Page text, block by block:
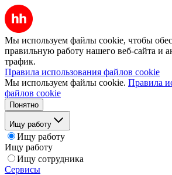
Мы используем файлы cookie, чтобы
правильную работу нашего веб-сайта и
трафик.
Правила использования файлов cookie
Мы используем файлы cookie. Правила
файлов cookie
Понятно
Ищу работу
Ищу работу
Ищу работу
Ищу сотрудника
Сервисы